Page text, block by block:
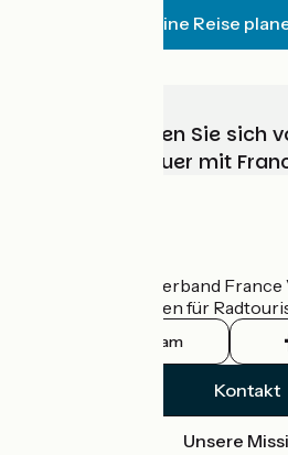
Meine Reise
Wählen, bereiten Sie sich
Ihr Radabenteuer mit
Der nationale Verband
offizielle Leitfaden für
Instagram
Kontakt
Unsere